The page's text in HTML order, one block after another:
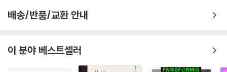
--- p.121
배송/반품/교환 안내
이 분야 베스트셀러